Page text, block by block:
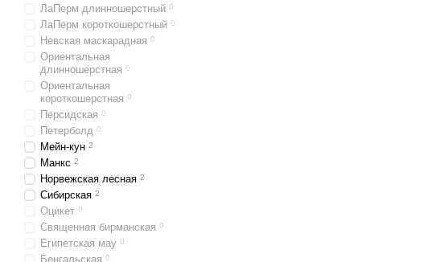
ЛаПерм длинношерстный 0
ЛаПерм короткошерстный 0
Невская маскарадная 0
Ориентальная
длинношерстная 0
Ориентальная
короткошерстная 0
Персидская 0
Петерболд 0
Мейн-кун 2
Манкс 2
Норвежская лесная 2
Сибирская 2
Оцикет 0
Священная бирманская 0
Египетская мау 0
Бенгальская 0